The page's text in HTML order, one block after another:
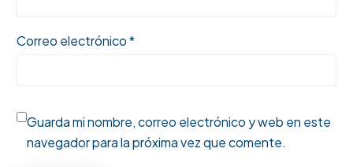
Correo electrónico *
Guarda mi nombre, correo electrónico y web en este
navegador para la próxima vez que comente.